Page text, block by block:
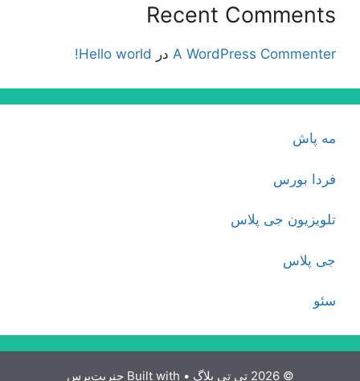
Recent Comments
A WordPress Commenter در Hello world!
مه پاش
فردا بورس
تلویزیون جی پلاس
جی پلاس
سئو
© 2026 تی تی بلاگ • Built with جنریت‌پرس